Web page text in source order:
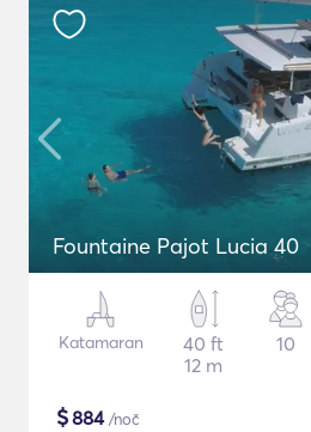
Fountaine Pajot Lucia 40
Katamaran
40 ft
12 m
10
$884/noč